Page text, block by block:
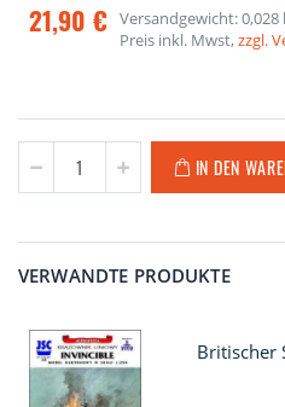
21,90 € Versandgewicht: 0,028
Preis inkl. Mwst,zzgl.
IN DEN
VERWANDTE PRODUKTE
Britischer